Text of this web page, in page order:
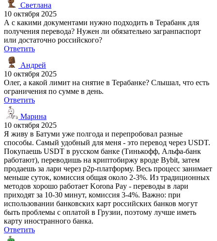
Светлана
10 октября 2025
А с какими документами нужно подходить в Терабанк для
получения перевода? Нужен ли обязательно загранпаспорт
или достаточно российского?
Ответить
Андрей
10 октября 2025
Олег, а какой лимит на снятие в Терабанке? Слышал, что есть
ограничения по сумме в день.
Ответить
Марина
10 октября 2025
Я живу в Батуми уже полгода и перепробовал разные
способы. Самый удобный для меня - это перевод через USDT.
Покупаешь USDT в русском банке (Тинькофф, Альфа-банк
работают), переводишь на криптобиржу вроде Bybit, затем
продаешь за лари через p2p-платформу. Весь процесс занимает
меньше суток, комиссия общая около 2-3%. Из традиционных
методов хорошо работает Korona Pay - переводы в лари
приходят за 10-30 минут, комиссия 3-4%. Важно: при
использовании банковских карт российских банков могут
быть проблемы с оплатой в Грузии, поэтому лучше иметь
карту иностранного банка.
Ответить